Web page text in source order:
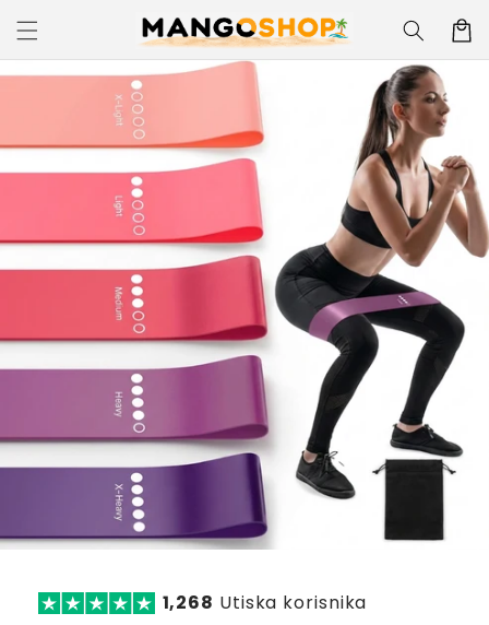
Skip to
content
Korpa
Skip to
information
1,268 Utiska korisnika